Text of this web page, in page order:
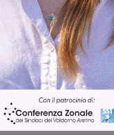
Cronaca 3 Agosto
Scomparso da
Fiorentino
Levane nel 2020